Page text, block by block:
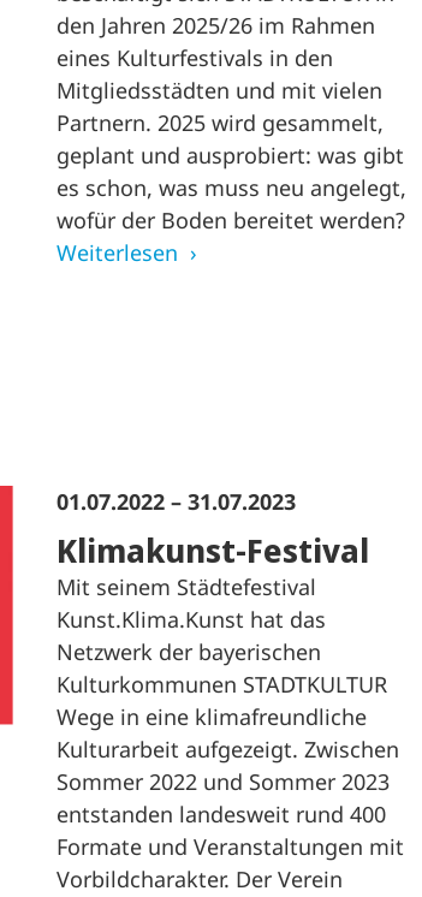
den Jahren 2025/26 im Rahmen
eines Kulturfestivals in den
Mitgliedsstädten und mit vielen
Partnern. 2025 wird gesammelt,
geplant und ausprobiert: was gibt
es schon, was muss neu angelegt,
wofür der Boden bereitet werden?
Weiterlesen
01.07.2022 – 31.07.2023
Klimakunst-Festival
Mit seinem Städtefestival
Kunst.Klima.Kunst hat das
Netzwerk der bayerischen
Kulturkommunen STADTKULTUR
Wege in eine klimafreundliche
Kulturarbeit aufgezeigt. Zwischen
Sommer 2022 und Sommer 2023
entstanden landesweit rund 400
Formate und Veranstaltungen mit
Vorbildcharakter. Der Verein